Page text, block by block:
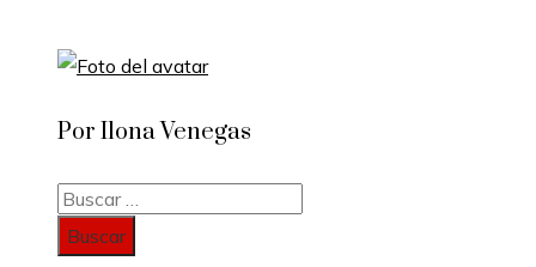
Por Ilona Venegas
Buscar: